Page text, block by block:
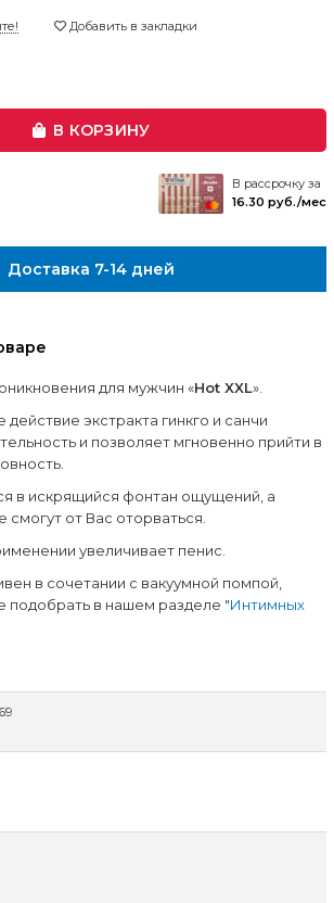
Добавить в закладки
В КОРЗИНУ
В рассрочку за
16.30 руб./мес
Доставка 7-14 дней
для мужчин «Hot XXL».
экстракта гинкго и санчи
и позволяет мгновенно прийти в
в искрящийся фонтан ощущений, а
от Вас оторваться.
увеличивает пенис.
в сочетании с вакуумной помпой,
подобрать в нашем разделе "Интимных